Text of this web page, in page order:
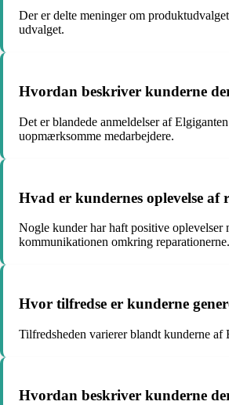
Der er delte meninger om
udvalget.
Hvordan beskriver kunderne
Det er blandede anmeldelser af
uopmærksomme medarbejdere.
Hvad er kundernes oplevelse af
Nogle kunder har haft positive oplevelser
kommunikationen omkring reparationerne.
Hvor tilfredse er kunderne
Tilfredsheden varierer blandt kunderne
Hvordan beskriver kunderne